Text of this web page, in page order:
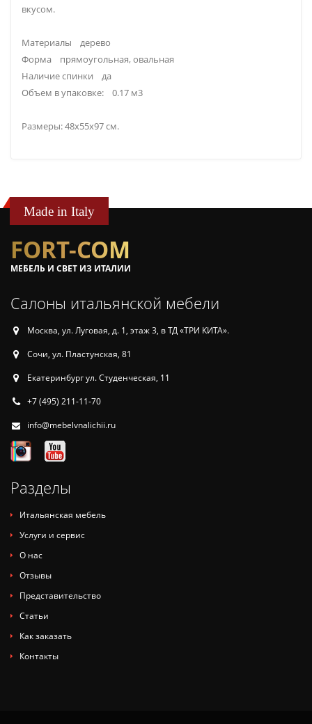
вкусом.
Материалы дерево
Форма прямоугольная, овальная
Наличие спинки да
Объем в упаковке: 0.17 м3
Размеры: 48x55x97 см.
Made in Italy
FORT-COM
МЕБЕЛЬ И СВЕТ ИЗ ИТАЛИИ
Салоны итальянской мебели
Москва, ул. Луговая, д. 1, этаж 3, в ТД «ТРИ КИТА».
Сочи, ул. Пластунская, 81
Екатеринбург ул. Студенческая, 11
+7 (495) 211-11-70
info@mebelvnalichii.ru
Разделы
Итальянская мебель
Услуги и сервис
О нас
Отзывы
Представительство
Статьи
Как заказать
Контакты